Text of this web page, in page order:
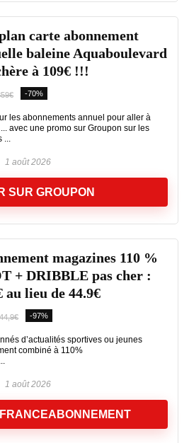
carte abonnement
baleine Aquaboulevard
à 109€ !!!
-70%
les abonnements annuel pour aller à
avec une promo sur Groupon sur les
...
1 août 2026
SUR GROUPON
magazines 110 %
+ DRIBBLE pas cher :
au lieu de 44.9€
44,9€ -97%
d’actualités sportives ou jeunes
combiné à 110%
1 août 2026